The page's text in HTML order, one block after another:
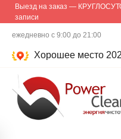
Выезд на заказ —
записи
ежедневно с 9:00 до 21:00
Хорошее место